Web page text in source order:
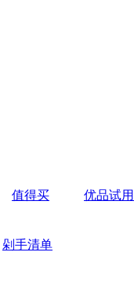
值得买
优品试用
剁手清单